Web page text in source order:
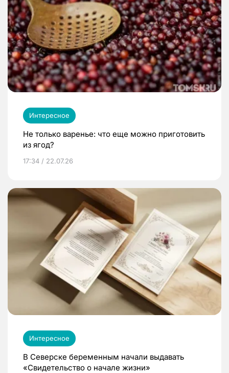
Интересное
Не только варенье: что еще можно приготовить
из ягод?
17:34 / 22.07.26
Интересное
В Северске беременным начали выдавать
«Свидетельство о начале жизни»